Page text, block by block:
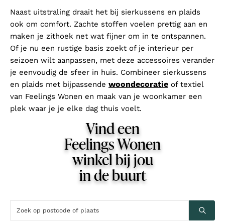
Naast uitstraling draait het bij sierkussens en plaids
ook om comfort. Zachte stoffen voelen prettig aan en
maken je zithoek net wat fijner om in te ontspannen.
Of je nu een rustige basis zoekt of je interieur per
seizoen wilt aanpassen, met deze accessoires verander
je eenvoudig de sfeer in huis. Combineer sierkussens
en plaids met bijpassende woondecoratie of textiel
van Feelings Wonen en maak van je woonkamer een
plek waar je je elke dag thuis voelt.
Vind een
Feelings Wonen
winkel bij jou
in de buurt